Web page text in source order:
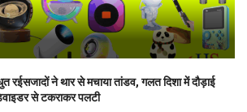
रईसजादों ने थार से मचाया तांडव, गलत दिशा में दौड़ाई
से टकराकर पलटी